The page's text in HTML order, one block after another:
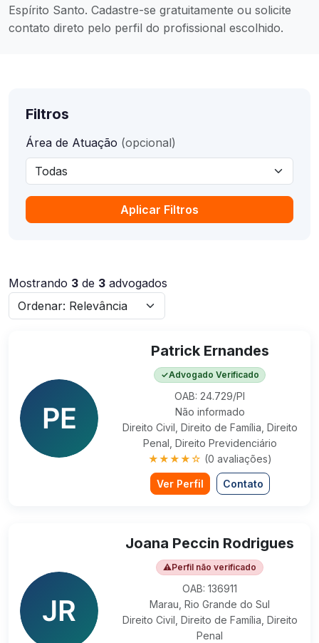
Espírito Santo. Cadastre-se gratuitamente ou solicite
contato direto pelo perfil do profissional escolhido.
Filtros
Área de Atuação (opcional)
Aplicar Filtros
Mostrando 3 de 3 advogados
Patrick Ernandes
✓Advogado Verificado
OAB: 24.729/PI
Não informado
Direito Civil, Direito de Família, Direito
Penal, Direito Previdenciário
★★★★☆ (0 avaliações)
Ver Perfil Contato
Joana Peccin Rodrigues
⚠Perfil não verificado
OAB: 136911
Marau, Rio Grande do Sul
Direito Civil, Direito de Família, Direito
Penal